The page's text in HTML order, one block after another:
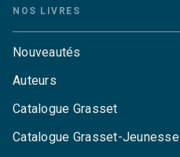
NOS LIVRES
Nouveautés
Auteurs
Catalogue Grasset
Catalogue Grasset-Jeunesse